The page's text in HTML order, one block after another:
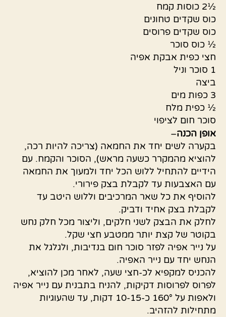
½2 כוסות קמח
כוס שקדים טחונים
כוס שקדים פרוסים
½ כוס סוכר
חצי כפית אבקת אפיה
1 סוכר וניל
ביצה
3 כפות מים
½ כפית מלח
סוכר חום לציפוי
אופן הכנה–
בקערה לשים יחד את החמאה (צריכה להיות רכה,
להוציא מהמקרר כשעה מראש), הסוכר והקמח. עם
הידיים להתחיל ללוש הכל יחד ולמעוך את החמאה
עם האצבעות עד לקבלת בצק פירורי.
להוסיף את כל שאר המרכיבים וללוש היטב עד
לקבלת בצק אחיד ודביק.
לחלק את הבצק לשני חלקים, וליצור מכל חלק נחש
בקוטר של קצת יותר ממטבע חצי שקל.
על נייר אפיה לפזר סוכר חום בנדיבות, ולגלגל את
הנחש יחד עם נייר האפיה.
להכניס למקפיא לכ-חצי שעה, לאחר מכן להוציא,
לפרוס לפרוסות דקיקות, להניח בתבנית עם נייר אפיה
ולאפות על 160° כ-10-15 דקות, עד שהעוגיות
מתחילות להזהיב.